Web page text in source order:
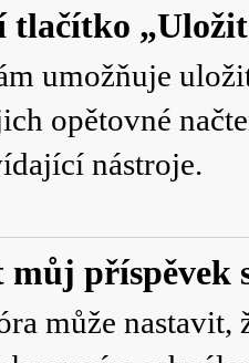
tlačítko
umožňuje
opětovné
nástroje.
příspěvek
může nastavit,